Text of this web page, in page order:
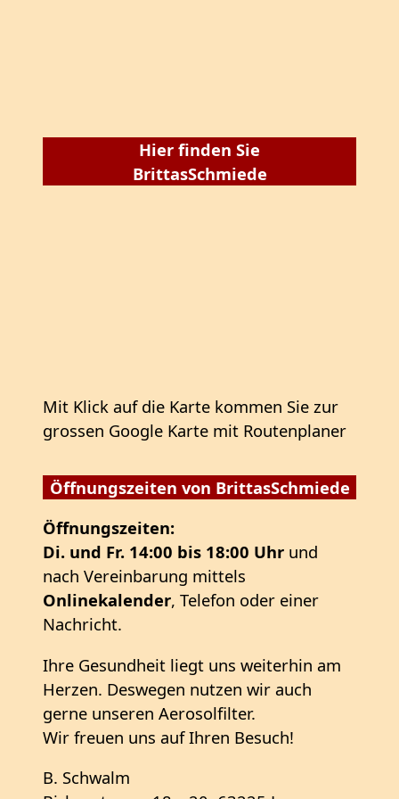
Hier finden Sie
BrittasSchmiede
Mit Klick auf die Karte kommen Sie zur
grossen Google Karte mit Routenplaner
Öffnungszeiten von BrittasSchmiede
Öffnungszeiten:
Di. und Fr. 14:00 bis 18:00 Uhr und
nach Vereinbarung mittels
Onlinekalender, Telefon oder einer
Nachricht.
Ihre Gesundheit liegt uns weiterhin am
Herzen. Deswegen nutzen wir auch
gerne unseren Aerosolfilter.
Wir freuen uns auf Ihren Besuch!
B. Schwalm